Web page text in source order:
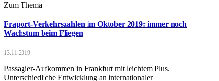
Zum Thema
Fraport-Verkehrszahlen im Oktober 2019: immer noch
Wachstum beim Fliegen
13.11.2019
Passagier-Aufkommen in Frankfurt mit leichtem Plus.
Unterschiedliche Entwicklung an internationalen